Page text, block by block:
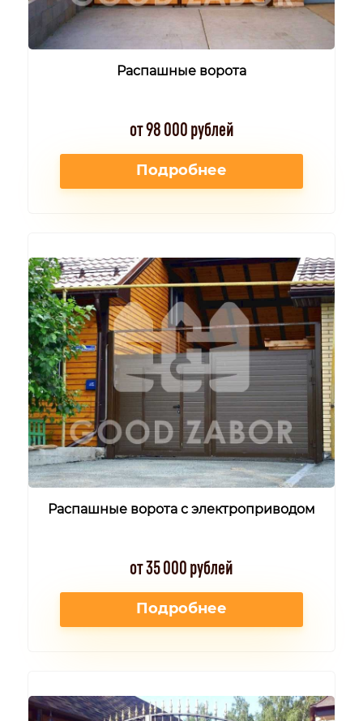
Распашные ворота
от 98 000 рублей
Подробнее
Распашные ворота с электроприводом
от 35 000 рублей
Подробнее